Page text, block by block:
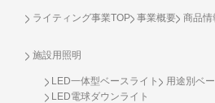
ライティング事業TOP 事業概要 商品情
施設用照明
LED一体型ベースライト
用途別ベ
LED電球ダウンライト